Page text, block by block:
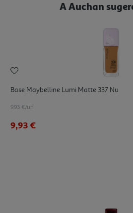
A Auchan
Base Maybelline Lumi Matte 337 Nu
9.93 €/un
9,93 €